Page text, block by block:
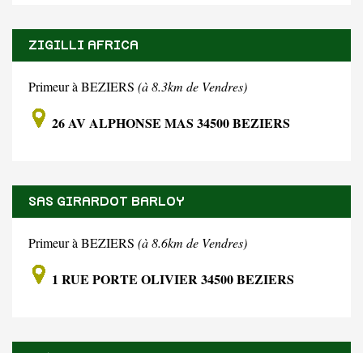
ZIGILLI AFRICA
Primeur à BEZIERS (à 8.3km de Vendres)
26 AV ALPHONSE MAS 34500 BEZIERS
SAS GIRARDOT BARLOY
Primeur à BEZIERS (à 8.6km de Vendres)
1 RUE PORTE OLIVIER 34500 BEZIERS